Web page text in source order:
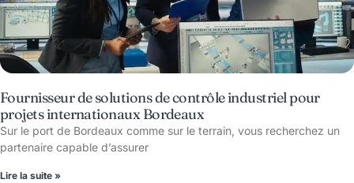
Fournisseur de solutions de contrôle industriel pour
projets internationaux Bordeaux
Sur le port de Bordeaux comme sur le terrain, vous recherchez un
partenaire capable d’assurer
Lire la suite »